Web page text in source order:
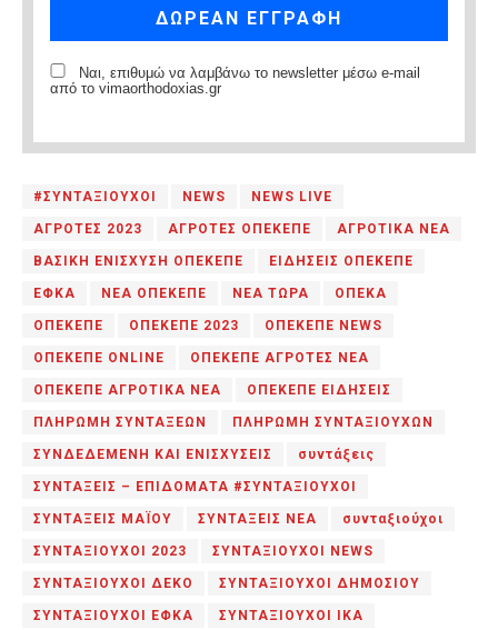
Ναι, επιθυμώ να λαμβάνω το newsletter μέσω e-mail
από το vimaorthodoxias.gr
#ΣΥΝΤΑΞΙΟΥΧΟΙ NEWS NEWS LIVE
ΑΓΡΟΤΕΣ 2023 ΑΓΡΟΤΕΣ ΟΠΕΚΕΠΕ ΑΓΡΟΤΙΚΑ ΝΕΑ
ΒΑΣΙΚΗ ΕΝΙΣΧΥΣΗ ΟΠΕΚΕΠΕ ΕΙΔΗΣΕΙΣ ΟΠΕΚΕΠΕ
ΕΦΚΑ ΝΕΑ ΟΠΕΚΕΠΕ ΝΕΑ ΤΩΡΑ ΟΠΕΚΑ
ΟΠΕΚΕΠΕ ΟΠΕΚΕΠΕ 2023 ΟΠΕΚΕΠΕ NEWS
ΟΠΕΚΕΠΕ ONLINE ΟΠΕΚΕΠΕ ΑΓΡΟΤΕΣ ΝΕΑ
ΟΠΕΚΕΠΕ ΑΓΡΟΤΙΚΑ ΝΕΑ ΟΠΕΚΕΠΕ ΕΙΔΗΣΕΙΣ
ΠΛΗΡΩΜΗ ΣΥΝΤΑΞΕΩΝ ΠΛΗΡΩΜΗ ΣΥΝΤΑΞΙΟΥΧΩΝ
ΣΥΝΔΕΔΕΜΕΝΗ ΚΑΙ ΕΝΙΣΧΥΣΕΙΣ συντάξεις
ΣΥΝΤΑΞΕΙΣ – ΕΠΙΔΟΜΑΤΑ #ΣΥΝΤΑΞΙΟΥΧΟΙ
ΣΥΝΤΑΞΕΙΣ ΜΑΪΟΥ ΣΥΝΤΑΞΕΙΣ ΝΕΑ συνταξιούχοι
ΣΥΝΤΑΞΙΟΥΧΟΙ 2023 ΣΥΝΤΑΞΙΟΥΧΟΙ NEWS
ΣΥΝΤΑΞΙΟΥΧΟΙ ΔΕΚΟ ΣΥΝΤΑΞΙΟΥΧΟΙ ΔΗΜΟΣΙΟΥ
ΣΥΝΤΑΞΙΟΥΧΟΙ ΕΦΚΑ ΣΥΝΤΑΞΙΟΥΧΟΙ ΙΚΑ